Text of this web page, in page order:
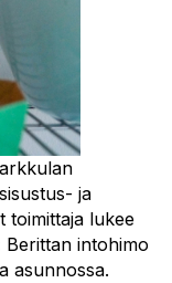
ja
toimittaja lukee
Berittan intohimo
asunnossa.